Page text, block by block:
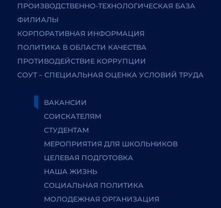
ПРОИЗВОДСТВЕННО-ТЕХНОЛОГИЧЕСКАЯ БАЗА
ФИЛИАЛЫ
КОРПОРАТИВНАЯ ИНФОРМАЦИЯ
ПОЛИТИКА В ОБЛАСТИ КАЧЕСТВА
ПРОТИВОДЕЙСТВИЕ КОРРУПЦИИ
СОУТ – СПЕЦИАЛЬНАЯ ОЦЕНКА УСЛОВИЙ ТРУДА
ВАКАНСИИ
СОИСКАТЕЛЯМ
СТУДЕНТАМ
МЕРОПРИЯТИЯ ДЛЯ ШКОЛЬНИКОВ
ЦЕЛЕВАЯ ПОДГОТОВКА
НАША ЖИЗНЬ
СОЦИАЛЬНАЯ ПОЛИТИКА
МОЛОДЕЖНАЯ ОРГАНИЗАЦИЯ